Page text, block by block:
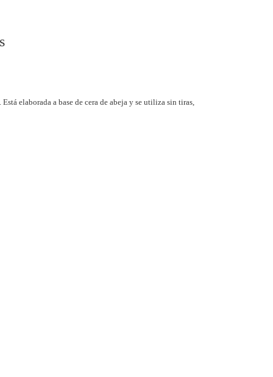
elaborada a base de cera de abeja y se utiliza sin tiras,